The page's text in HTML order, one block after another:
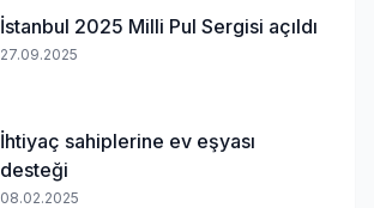
İstanbul 2025 Milli Pul Sergisi açıldı
27.09.2025
İhtiyaç sahiplerine ev eşyası
desteği
08.02.2025